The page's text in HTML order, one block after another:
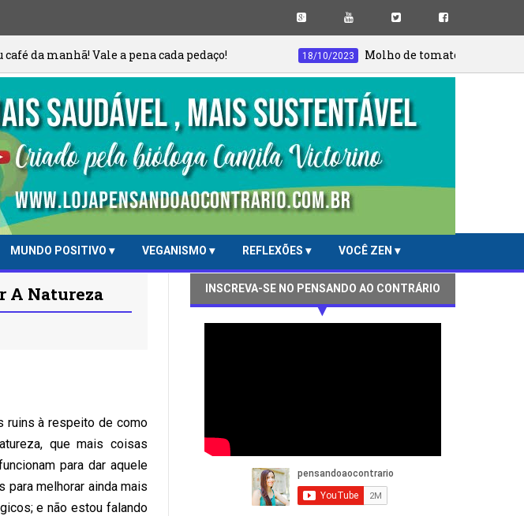
a pena cada pedaço! 18/10/2023 Molho de tomate do jeito certo! Nunca mais
MUNDO POSITIVO VEGANISMO REFLEXÕES VOCÊ ZEN
A Natureza
ruins à respeito de como
que mais coisas
para dar aquele
para melhorar ainda mais
e não estou falando
INSCREVA-SE NO PENSANDO AO CONTRÁRIO